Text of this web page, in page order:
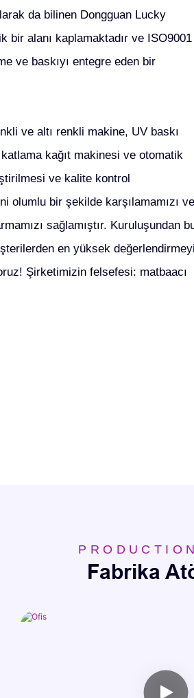
da bilinen Dongguan Lucky
bir alanı kaplamaktadır ve ISO9001
ve baskıyı entegre eden bir
ve altı renkli makine, UV baskı
kağıt makinesi ve otomatik
ve kalite kontrol
olumlu bir şekilde karşılamamızı ve
sağlamıştır. Kuruluşundan
en yüksek değerlendirmeyi
Şirketimizin felsefesi: matbaacı
Fabrika